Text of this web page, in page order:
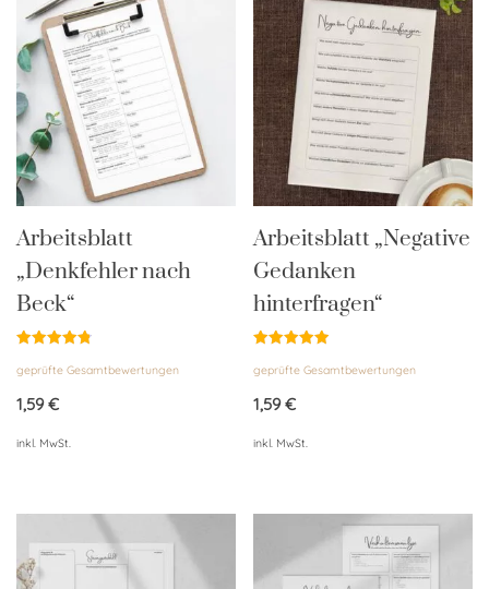
Arbeitsblatt
„Denkfehler nach
Beck“
mit
von 5
geprüfte Gesamtbewertungen
1,59€
inkl. MwSt.
Arbeitsblatt „Negative
Gedanken
hinterfragen“
mit
von 5
geprüfte Gesamtbewertungen
1,59€
inkl. MwSt.